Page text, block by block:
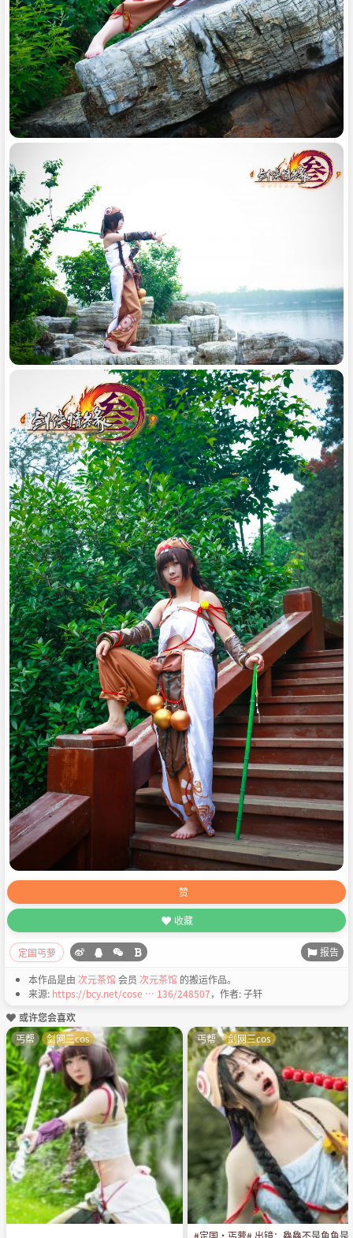
赞
收藏
定国丐萝 报告
本作品是由 次元茶馆会员 次元茶馆 的搬运作品。
来源: https://bcy.net/cose … 136/248507，作者: 子轩
或许您会喜欢
丐帮 剑网三cos 丐帮 剑网三cos